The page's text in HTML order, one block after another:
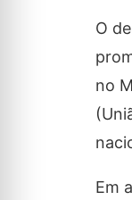
O
no
Em